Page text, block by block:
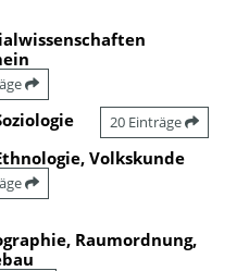
20 Einträge
Volkskunde
Raumordnung,